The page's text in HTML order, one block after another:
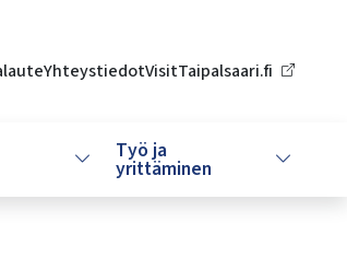
YhteystiedotVisitTaipalsaari.fi
Vaihda alasvetovalikkoa
Työ ja
yrittäminen Vaihda